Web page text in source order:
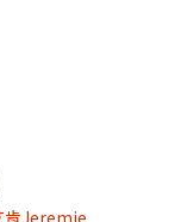
肯Jeremie